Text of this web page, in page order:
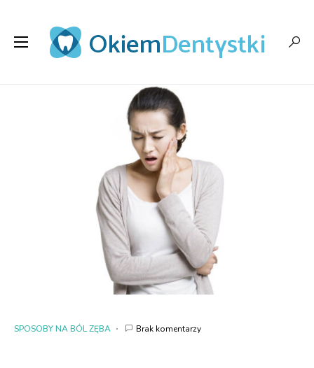
SPOSOBY NA BÓL ZĘBA Brak komentarzy